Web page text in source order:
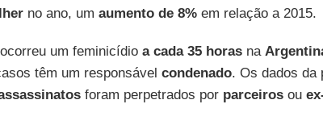
no ano, um aumento de 8%em relação a 2015.
um feminicídio a cada 35 horasna
têm um responsável condenado. Os dados da
foram perpetrados por parceirosou